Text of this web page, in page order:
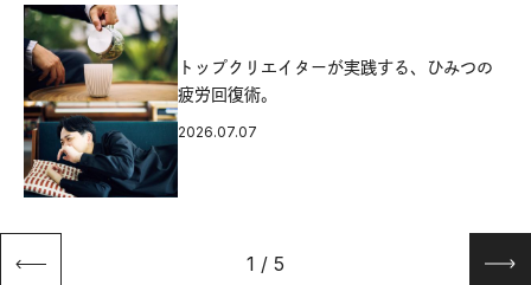
トップクリエイターが実践する、ひみつの
疲労回復術。
2026.07.07
1 / 5